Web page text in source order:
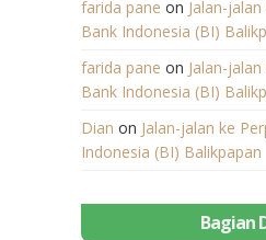
farida pane on Jalan-
Bank Indonesia (BI)
farida pane on Jalan-
Bank Indonesia (BI)
Dian on Jalan-jalan ke
Indonesia (BI) Balikpapan
Bagian